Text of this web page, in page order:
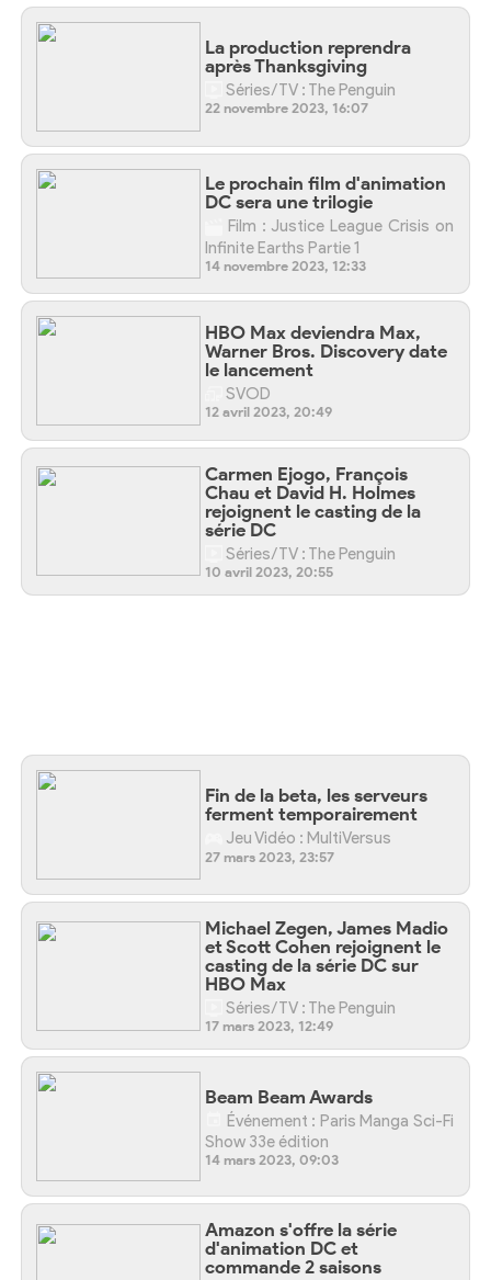
La production reprendra
après Thanksgiving
Séries/TV : The Penguin
22 novembre 2023, 16:07
Le prochain film d'animation
DC sera une trilogie
Film : Justice League Crisis on
Infinite Earths Partie 1
14 novembre 2023, 12:33
HBO Max deviendra Max,
Warner Bros. Discovery date
le lancement
SVOD
12 avril 2023, 20:49
Carmen Ejogo, François
Chau et David H. Holmes
rejoignent le casting de la
série DC
Séries/TV : The Penguin
10 avril 2023, 20:55
Fin de la beta, les serveurs
ferment temporairement
Jeu Vidéo : MultiVersus
27 mars 2023, 23:57
Michael Zegen, James Madio
et Scott Cohen rejoignent le
casting de la série DC sur
HBO Max
Séries/TV : The Penguin
17 mars 2023, 12:49
Beam Beam Awards
Événement : Paris Manga Sci-Fi
Show 33e édition
14 mars 2023, 09:03
Amazon s'offre la série
d'animation DC et
commande 2 saisons